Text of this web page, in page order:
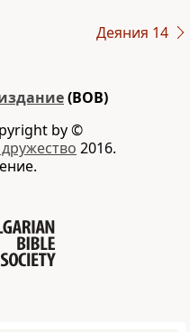
Деяния 14
(BOB)
by ©
2016.